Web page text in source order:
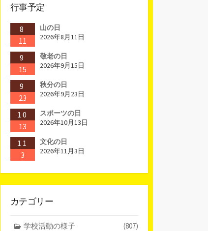
行事予定
8
11
山の日
2026年8月11日
9
15
敬老の日
2026年9月15日
9
23
秋分の日
2026年9月23日
10
13
スポーツの日
2026年10月13日
11
3
文化の日
2026年11月3日
カテゴリー
学校活動の様子 (807)